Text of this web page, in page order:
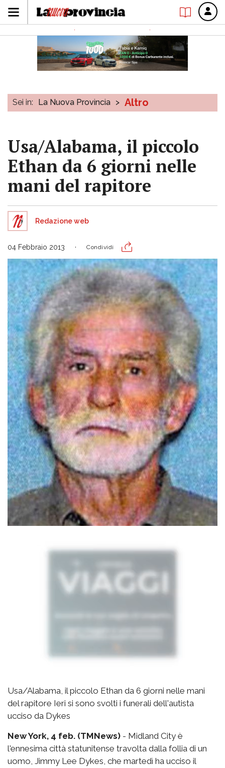
Sei in: La Nuova Provincia > Altro
Usa/Alabama, il piccolo
Ethan da 6 giorni nelle
mani del rapitore
Redazione web
04 Febbraio 2013 Condividi
Usa/Alabama, il piccolo Ethan da 6 giorni nelle mani
del rapitore Ieri si sono svolti i funerali dell'autista
ucciso da Dykes
New York, 4 feb. (TMNews) - Midland City è
l'ennesima città statunitense travolta dalla follia di un
uomo, Jimmy Lee Dykes, che martedì ha ucciso il